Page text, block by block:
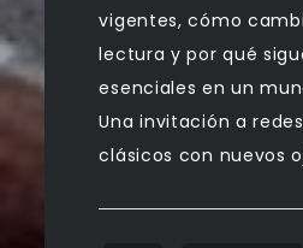
vigentes, cómo
lectura y por qué
esenciales en un
Una invitación a
clásicos con nuevos